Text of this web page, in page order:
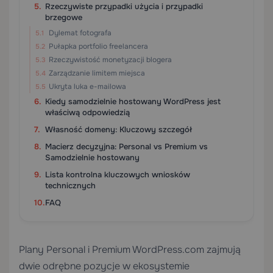
Rzeczywiste przypadki użycia i przypadki
brzegowe
Dylemat fotografa
Pułapka portfolio freelancera
Rzeczywistość monetyzacji blogera
Zarządzanie limitem miejsca
Ukryta luka e-mailowa
Kiedy samodzielnie hostowany WordPress jest
właściwą odpowiedzią
Własność domeny: Kluczowy szczegół
Macierz decyzyjna: Personal vs Premium vs
Samodzielnie hostowany
Lista kontrolna kluczowych wniosków
technicznych
FAQ
Plany Personal i Premium WordPress.com zajmują
dwie odrębne pozycje w ekosystemie